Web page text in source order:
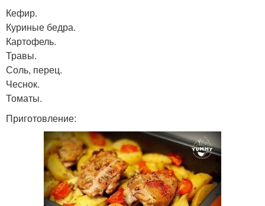
Кефир.
Куриные бедра.
Картофель.
Травы.
Соль, перец.
Чеснок.
Томаты.
Приготовление: